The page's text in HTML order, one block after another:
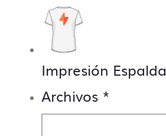
Impresión Espalda
Archivos *